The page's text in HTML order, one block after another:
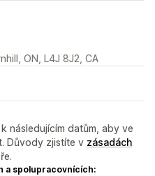
ON, L4J 8J2, CA
následujícím datům, aby ve
Důvody zjistíte v zásadách
a spolupracovnících: